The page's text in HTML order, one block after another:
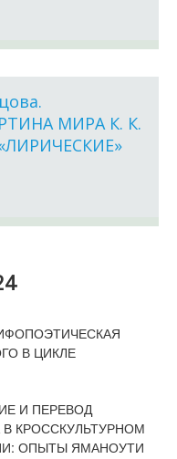
МИРА К. К.
В ЦИКЛЕ
И ПЕРЕВОД
КРОССКУЛЬТУРНОМ
ОПЫТЫ ЯМАНОУТИ